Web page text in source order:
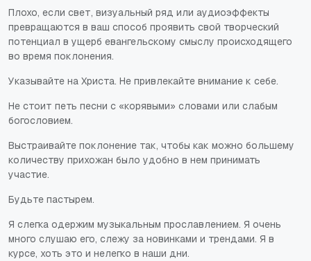
Плохо, если свет, визуальный ряд или аудиоэффекты
превращаются в ваш способ проявить свой творческий
потенциал в ущерб евангельскому смыслу происходящего
во время поклонения.
Указывайте на Христа. Не привлекайте внимание к себе.
Не стоит петь песни с «корявыми» словами или слабым
богословием.
Выстраивайте поклонение так, чтобы как можно большему
количеству прихожан было удобно в нем принимать
участие.
Будьте пастырем.
Я слегка одержим музыкальным прославлением. Я очень
много слушаю его, слежу за новинками и трендами. Я в
курсе, хоть это и нелегко в наши дни.